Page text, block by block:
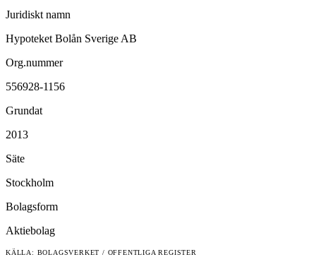
Juridiskt namn
Hypoteket Bolån Sverige AB
Org.nummer
556928-1156
Grundat
2013
Säte
Stockholm
Bolagsform
Aktiebolag
KÄLLA: BOLAGSVERKET / OFFENTLIGA REGISTER